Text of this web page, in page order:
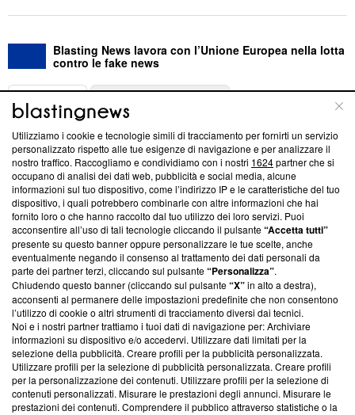
Blasting News lavora con l’Unione Europea nella lotta
contro le fake news
ABOUT
Questa sezione offre informazioni trasparenti su Blasting
News, sui nostri processi editoriali e su come ci impegniamo a
creare news di qualità. Inoltre, afferma la nostra aderenza a
‘Trust Project - News with Integrity’Blasting News non è
ancora membro del programma, ma ha richiesto di farne
parte; Trust Project non ha ancora effettuato una verifica di
conformità agli standard.
Su di noi
Team editoriale
Corporate
Redazione
Informativa Privacy
Utilizziamo i cookie e tecnologie simili di tracciamento per fornirti un servizio
personalizzato rispetto alle tue esigenze di navigazione e per analizzare il
nostro traffico. Raccogliamo e condividiamo con i nostri 1624partner che si
occupano di analisi dei dati web, pubblicità e social media, alcune
informazioni sul tuo dispositivo, come l’indirizzo IP e le caratteristiche del tuo
dispositivo, i quali potrebbero combinarle con altre informazioni che hai
fornito loro o che hanno raccolto dal tuo utilizzo dei loro servizi. Puoi
acconsentire all’uso di tali tecnologie cliccando il pulsante“Accetta tutti”
presente su questo banner oppure personalizzare le tue scelte, anche
eventualmente negando il consenso al trattamento dei dati personali da
parte dei partner terzi, cliccando sul pulsante“Personalizza”.
Chiudendo questo banner (cliccando sul pulsante“X”in alto a destra),
acconsenti al permanere delle impostazioni predefinite che non consentono
l’utilizzo di cookie o altri strumenti di tracciamento diversi dai tecnici.
Noi e i nostri partner trattiamo i tuoi dati di navigazione per: Archiviare
informazioni su dispositivo e/o accedervi. Utilizzare dati limitati per la
selezione della pubblicità. Creare profili per la pubblicità personalizzata.
Utilizzare profili per la selezione di pubblicità personalizzata. Creare profili
per la personalizzazione dei contenuti. Utilizzare profili per la selezione di
contenuti personalizzati. Misurare le prestazioni degli annunci. Misurare le
prestazioni dei contenuti. Comprendere il pubblico attraverso statistiche o la